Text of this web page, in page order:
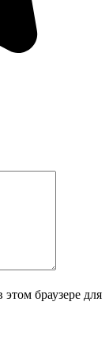
браузере для